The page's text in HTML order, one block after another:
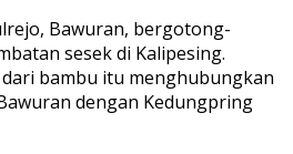
Bawuran, bergotong-
sesek di Kalipesing.
bambu itu menghubungkan
dengan Kedungpring